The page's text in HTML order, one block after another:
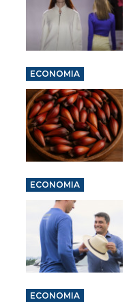
ECONOMIA
ECONOMIA
ECONOMIA